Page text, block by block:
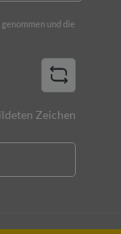
und die
Zeichen